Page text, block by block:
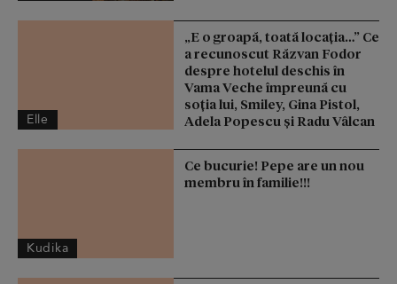
Elle
„E o groapă, toată locația…” Ce
a recunoscut Răzvan Fodor
despre hotelul deschis în
Vama Veche împreună cu
soția lui, Smiley, Gina Pistol,
Adela Popescu și Radu Vâlcan
Kudika
Ce bucurie! Pepe are un nou
membru în familie!!!